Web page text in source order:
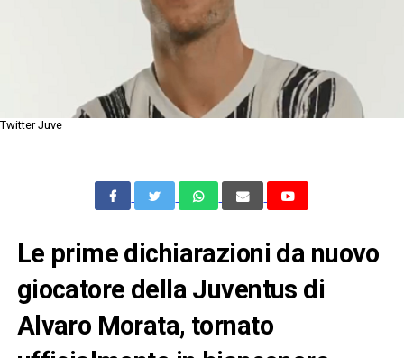
Twitter Juve
Le prime dichiarazioni da nuovo
giocatore della Juventus di
Alvaro Morata, tornato